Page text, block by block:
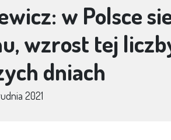
w Polsce
wzrost tej
dniach
2021